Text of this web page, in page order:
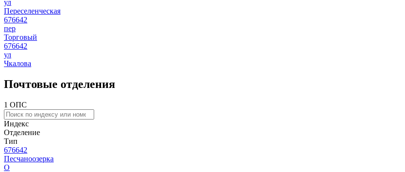
ул
Переселенческая
676642
пер
Торговый
676642
ул
Чкалова
Почтовые отделения
1 ОПС
Индекс
Отделение
Тип
676642
Песчаноозерка
О